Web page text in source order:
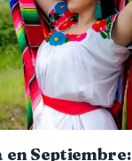
Septiembre: